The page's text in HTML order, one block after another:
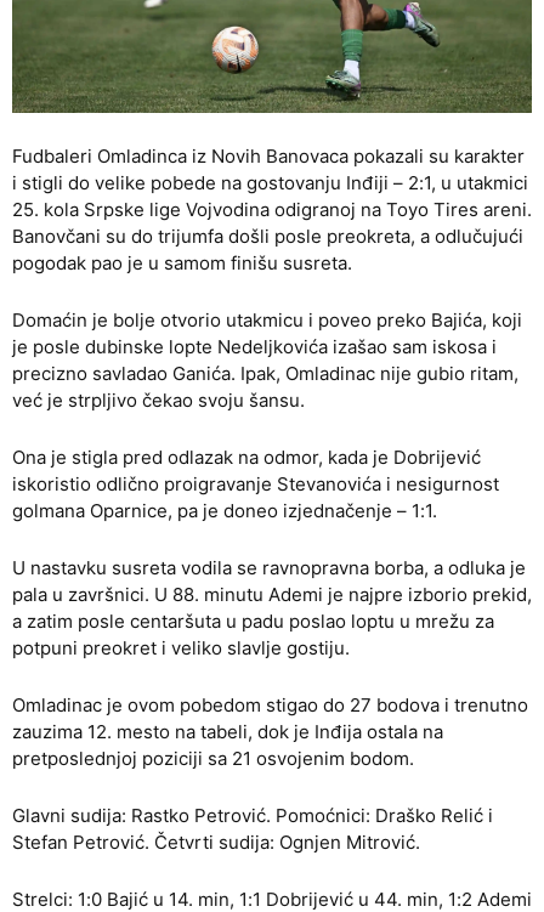
Fudbaleri Omladinca iz Novih Banovaca pokazali su karakter
i stigli do velike pobede na gostovanju Inđiji – 2:1, u utakmici
25. kola Srpske lige Vojvodina odigranoj na Toyo Tires areni.
Banovčani su do trijumfa došli posle preokreta, a odlučujući
pogodak pao je u samom finišu susreta.
Domaćin je bolje otvorio utakmicu i poveo preko Bajića, koji
je posle dubinske lopte Nedeljkovića izašao sam iskosa i
precizno savladao Ganića. Ipak, Omladinac nije gubio ritam,
već je strpljivo čekao svoju šansu.
Ona je stigla pred odlazak na odmor, kada je Dobrijević
iskoristio odlično proigravanje Stevanovića i nesigurnost
golmana Oparnice, pa je doneo izjednačenje – 1:1.
U nastavku susreta vodila se ravnopravna borba, a odluka je
pala u završnici. U 88. minutu Ademi je najpre izborio prekid,
a zatim posle centaršuta u padu poslao loptu u mrežu za
potpuni preokret i veliko slavlje gostiju.
Omladinac je ovom pobedom stigao do 27 bodova i trenutno
zauzima 12. mesto na tabeli, dok je Inđija ostala na
pretposlednjoj poziciji sa 21 osvojenim bodom.
Glavni sudija: Rastko Petrović. Pomoćnici: Draško Relić i
Stefan Petrović. Četvrti sudija: Ognjen Mitrović.
Strelci: 1:0 Bajić u 14. min, 1:1 Dobrijević u 44. min, 1:2 Ademi